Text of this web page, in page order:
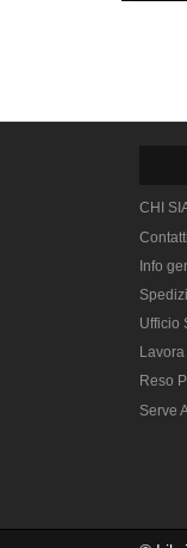
CHI
Contatti
Info
Ufficio
Reso
Serve